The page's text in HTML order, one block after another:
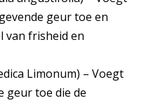
geur toe en
van frisheid en
Limonum) – Voegt
geur toe die de